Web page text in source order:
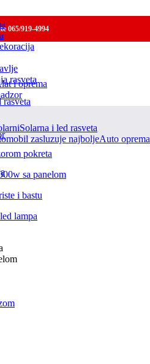
065/919-4994
rasveta
rasveta
i oprema
Solarna i led rasveta
Auto oprema